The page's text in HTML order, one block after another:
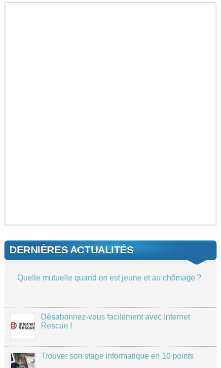
DERNIÈRES ACTUALITÉS
Quelle mutuelle quand on est jeune et au chômage ?
Désabonnez-vous facilement avec Internet
Rescue !
Trouver son stage informatique en 10 points